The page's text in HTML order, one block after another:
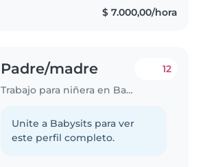
$ 7.000,00/hora
Padre/madre
Trabajo para niñera en Bariloche
12
Unite a Babysits para ver
este perfil completo.